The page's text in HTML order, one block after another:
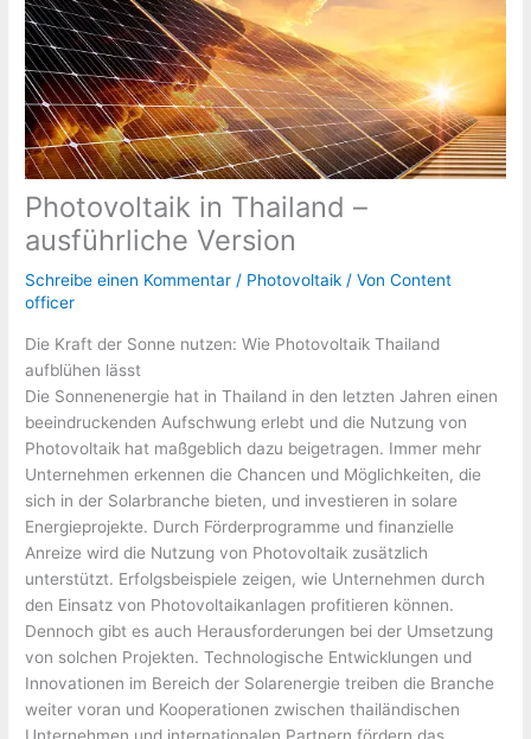
Photovoltaik in Thailand –
ausführliche Version
Schreibe einen Kommentar / Photovoltaik / VonContent
officer
Die Kraft der Sonne nutzen: Wie Photovoltaik Thailand
aufblühen lässt
Die Sonnenenergie hat in Thailand in den letzten Jahren einen
beeindruckenden Aufschwung erlebt und die Nutzung von
Photovoltaik hat maßgeblich dazu beigetragen. Immer mehr
Unternehmen erkennen die Chancen und Möglichkeiten, die
sich in der Solarbranche bieten, und investieren in solare
Energieprojekte. Durch Förderprogramme und finanzielle
Anreize wird die Nutzung von Photovoltaik zusätzlich
unterstützt. Erfolgsbeispiele zeigen, wie Unternehmen durch
den Einsatz von Photovoltaikanlagen profitieren können.
Dennoch gibt es auch Herausforderungen bei der Umsetzung
von solchen Projekten. Technologische Entwicklungen und
Innovationen im Bereich der Solarenergie treiben die Branche
weiter voran und Kooperationen zwischen thailändischen
Unternehmen und internationalen Partnern fördern das